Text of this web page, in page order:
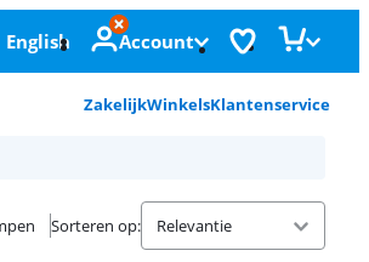
English Account
ZakelijkWinkelsKlantenservice
Sorteren op: